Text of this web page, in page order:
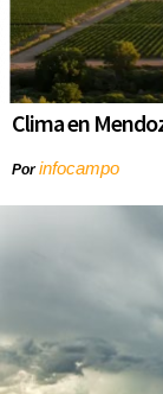
Clima en
Porinfocampo